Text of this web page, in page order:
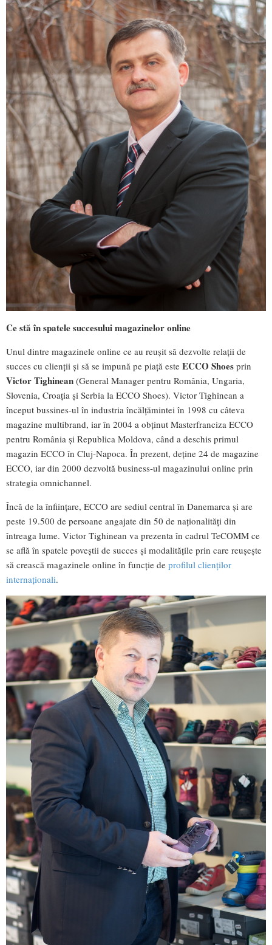
Ce stă în spatele succesului magazinelor online
Unul dintre magazinele online ce au reușit să dezvolte relații de
succes cu clienții și să se impună pe piață este ECCO Shoes prin
Victor Tighinean (General Manager pentru România, Ungaria,
Slovenia, Croaţia şi Serbia la ECCO Shoes). Victor Tighinean a
început bussines-ul în industria încălțămintei în 1998 cu câteva
magazine multibrand, iar în 2004 a obținut Masterfranciza ECCO
pentru România și Republica Moldova, când a deschis primul
magazin ECCO în Cluj-Napoca. În prezent, deține 24 de magazine
ECCO, iar din 2000 dezvoltă business-ul magazinului online prin
strategia omnichannel.
Încă de la înfiinţare, ECCO are sediul central în Danemarca şi are
peste 19.500 de persoane angajate din 50 de naţionalităţi din
întreaga lume. Victor Tighinean va prezenta în cadrul TeCOMM ce
se află în spatele poveștii de succes și modalitățile prin care reușește
să crească magazinele online în funcție de profilul clienților
internaționali.